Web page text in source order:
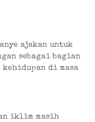
ajakan untuk
sebagai bagian
di masa
iklim masih